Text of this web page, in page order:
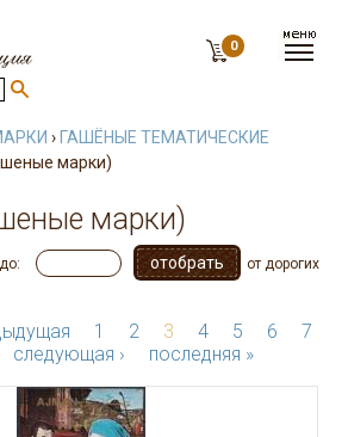
0
› ГАШЁНЫЕ ТЕМАТИЧЕСКИЕ
марки)
марки)
до:
от дорогих
1 2 3 4 5 6
7
следующая › последняя »